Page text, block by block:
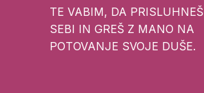
TE VABIM, DA PRISLUHNEŠ
SEBI IN GREŠ Z MANO NA
POTOVANJE SVOJE DUŠE.